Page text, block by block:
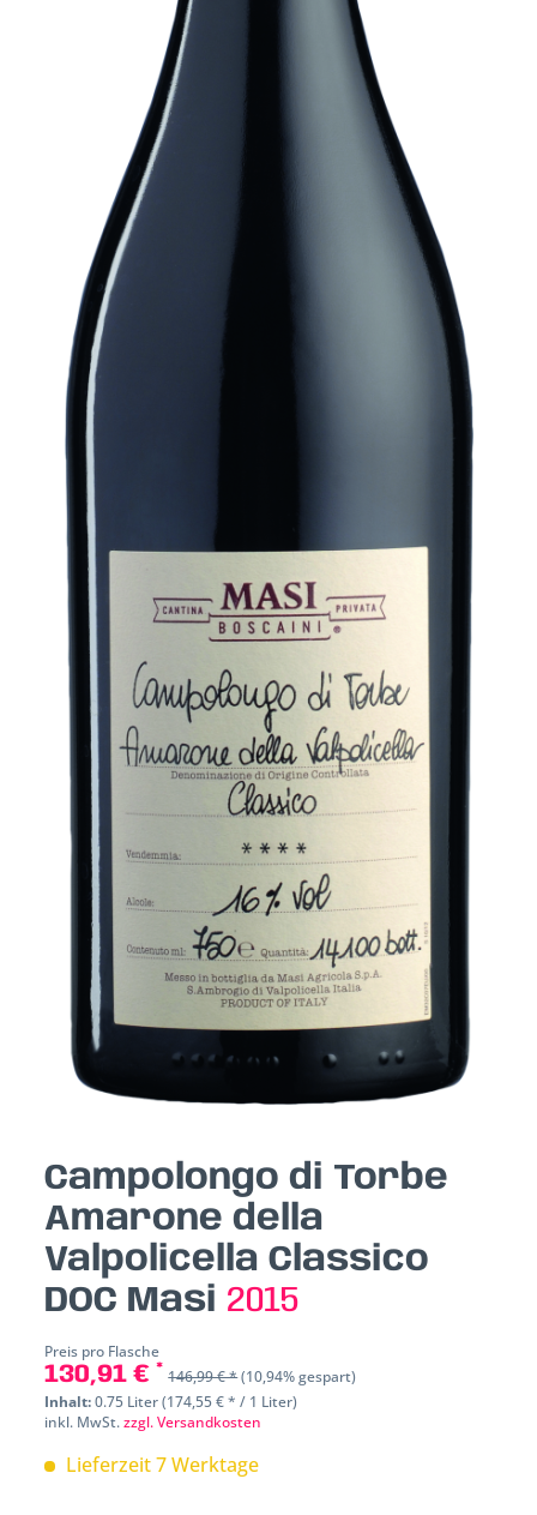
Campolongo di Torbe
Amarone della
Valpolicella Classico
DOC Masi 2015
Preis pro Flasche
130,91 € * 146,99 € *(10,94% gespart)
Inhalt:0.75 Liter (174,55 € * / 1 Liter)
inkl. MwSt.zzgl. Versandkosten
Lieferzeit 7 Werktage